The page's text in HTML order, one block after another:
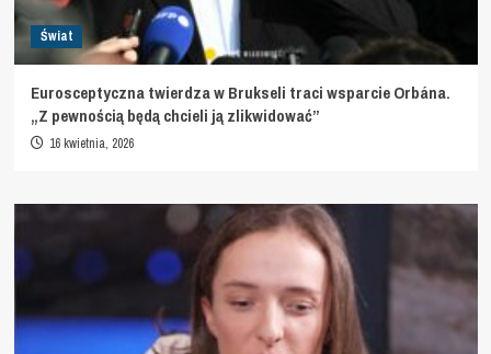
Świat
Eurosceptyczna twierdza w Brukseli traci wsparcie Orbána.
„Z pewnością będą chcieli ją zlikwidować”
16 kwietnia, 2026